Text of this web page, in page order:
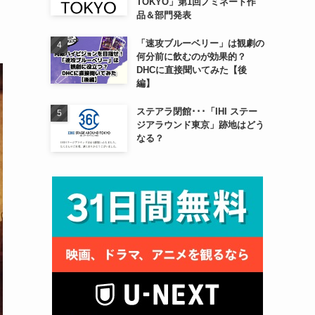
品＆部門発表
「速攻ブルーベリー」は観劇の
何分前に飲むのが効果的？
DHCに直接聞いてみた【後
編】
ステアラ閉館･･･「IHI ステー
ジアラウンド東京」跡地はどう
なる？